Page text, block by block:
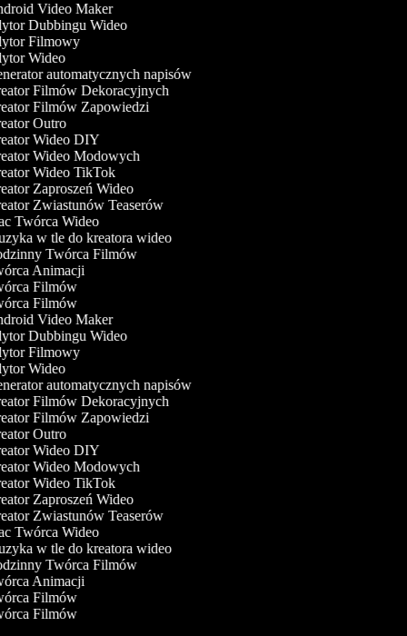
Video Maker
Dubbingu Wideo
Filmowy
Wideo
automatycznych napisów
Filmów Dekoracyjnych
Filmów Zapowiedzi
Outro
Wideo DIY
Wideo Modowych
Wideo TikTok
Zaproszeń Wideo
Zwiastunów Teaserów
Twórca Wideo
w tle do kreatora wideo
Twórca Filmów
Animacji
Filmów
Filmów
Video Maker
Dubbingu Wideo
Filmowy
Wideo
automatycznych napisów
Filmów Dekoracyjnych
Filmów Zapowiedzi
Outro
Wideo DIY
Wideo Modowych
Wideo TikTok
Zaproszeń Wideo
Zwiastunów Teaserów
Twórca Wideo
w tle do kreatora wideo
Twórca Filmów
Animacji
Filmów
Filmów